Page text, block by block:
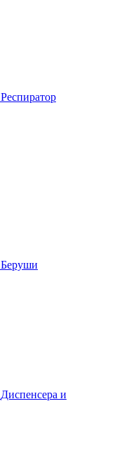
Респиратор
Беруши
Диспенсера и